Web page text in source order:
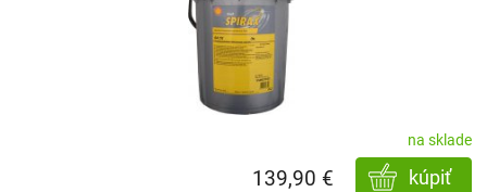
na sklade
kúpiť
139,90 €